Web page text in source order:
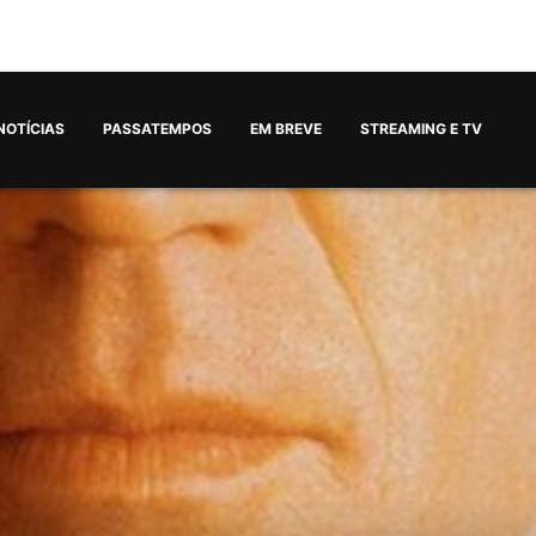
PASSATEMPOS EM BREVE STREAMING E TV